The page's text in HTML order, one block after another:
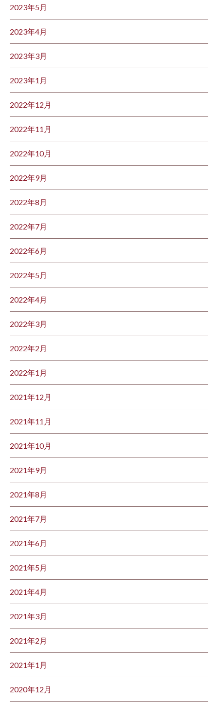
2023年5月
2023年4月
2023年3月
2023年1月
2022年12月
2022年11月
2022年10月
2022年9月
2022年8月
2022年7月
2022年6月
2022年5月
2022年4月
2022年3月
2022年2月
2022年1月
2021年12月
2021年11月
2021年10月
2021年9月
2021年8月
2021年7月
2021年6月
2021年5月
2021年4月
2021年3月
2021年2月
2021年1月
2020年12月